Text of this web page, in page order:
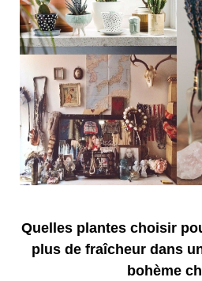
Quelles plantes choisir
plus de fraîcheur dans
bohème